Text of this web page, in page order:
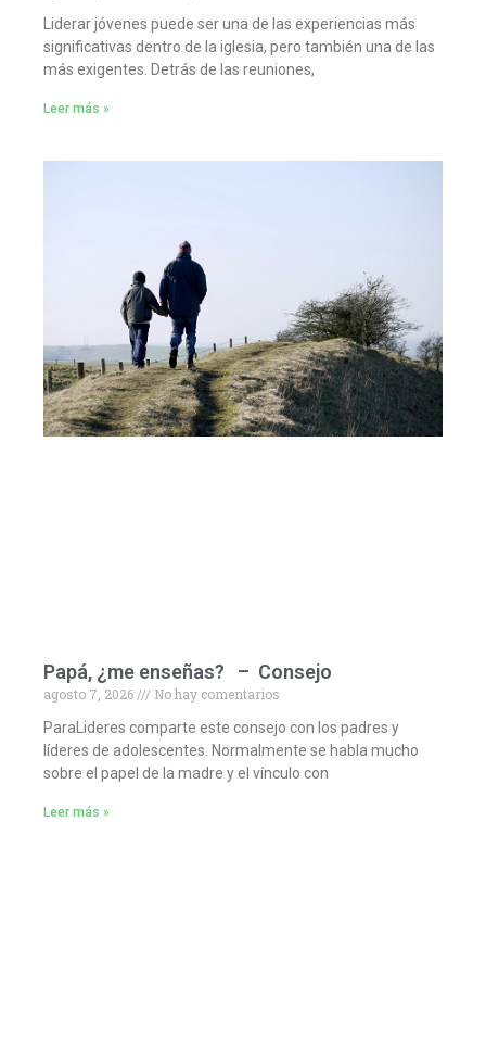
Liderar jóvenes puede ser una de las experiencias más
significativas dentro de la iglesia, pero también una de las
más exigentes. Detrás de las reuniones,
Leer más »
Papá, ¿me enseñas? – Consejo
agosto 7, 2026
No hay comentarios
ParaLideres comparte este consejo con los padres y
líderes de adolescentes. Normalmente se habla mucho
sobre el papel de la madre y el vínculo con
Leer más »